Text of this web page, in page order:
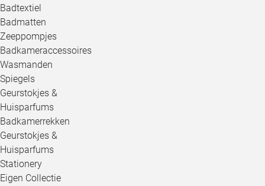
Badtextiel
Badmatten
Zeeppompjes
Badkameraccessoires
Wasmanden
Spiegels
Geurstokjes &
Huisparfums
Badkamerrekken
Geurstokjes &
Huisparfums
Stationery
Eigen Collectie